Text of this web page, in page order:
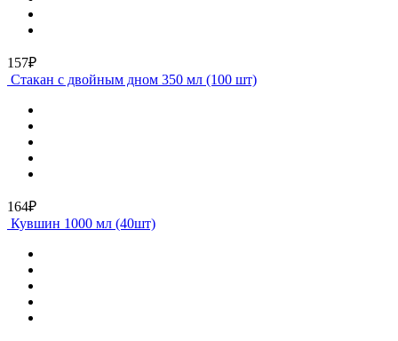
157₽
Стакан с двойным дном 350 мл (100 шт)
164₽
Кувшин 1000 мл (40шт)